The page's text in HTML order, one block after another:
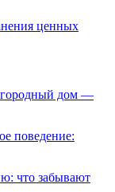
ценных
дом —
поведение:
что забывают